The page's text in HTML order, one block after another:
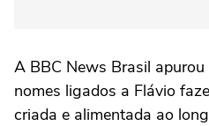
A BBC News Brasil
nomes ligados a Flávio
criada e alimentada ao